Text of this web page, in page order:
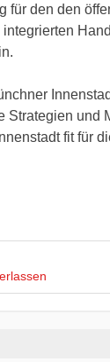
für den den
Strategien und
fit für